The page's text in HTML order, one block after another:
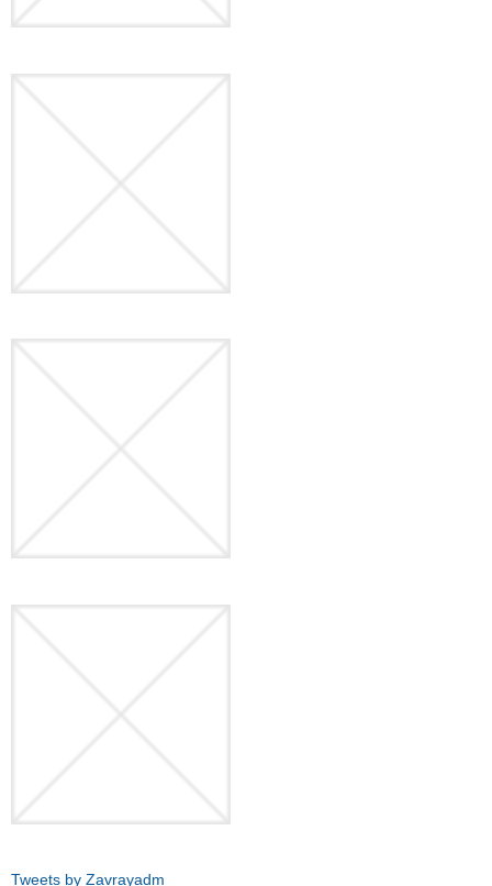
Tweets by Zavrayadm